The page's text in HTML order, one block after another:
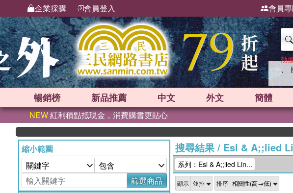
企業採購 會員登入 會員
熱
、
暢銷榜 新品推薦 中文 外文 簡體
NEW紅利積點抵現金，消費購書更貼心
縮小範圍
篩選商品
搜尋結果/ Esl & A;;lied
系列：Esl & A;;lied Lin...
顯示 排序